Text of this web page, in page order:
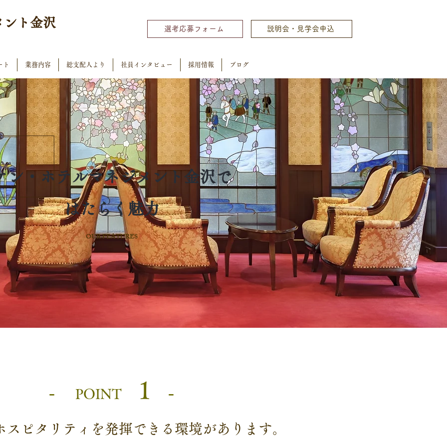
ト 金沢 選考応募フォーム 説明会・見学会申込
ト 業務内容 総支配人より 社員インタビュー 採用情報 ブログ
ン・ホテルマネジメント金沢で
​はたらく魅力
OUR FEATURES
- POINT 1 -
スピタリティを発揮できる環境があります。